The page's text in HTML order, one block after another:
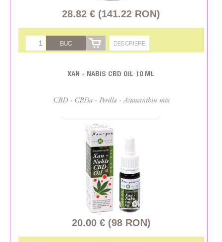
28.82 € (141.22 RON)
BUC DESCRIERE
XAN - NABIS CBD OIL 10 ML
CBD - CBDa - Perilla - Astaxanthin mix
20.00 € (98 RON)